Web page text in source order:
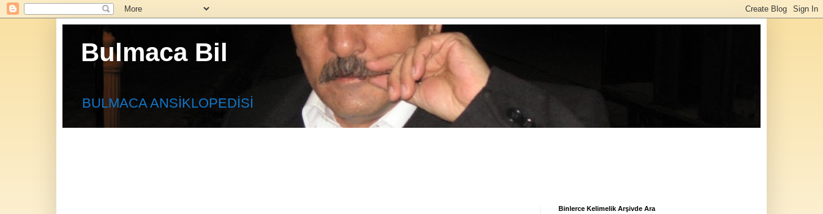
Bulmaca Bil
BULMACA ANSİKLOPEDİSİ
Binlerce Kelimelik Arşivde Ara